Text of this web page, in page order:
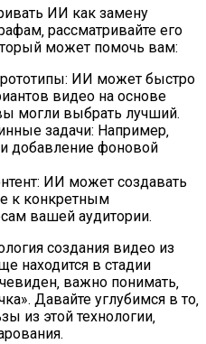
ИИ как замену
рассматривайте его
может помочь вам:
ИИ может быстро
видео на основе
могли выбрать лучший.
задачи: Например‚
добавление фоновой
ИИ может создавать
к конкретным
вашей аудитории.
создания видео из
находится в стадии
важно понимать‚
Давайте углубимся в то‚
из этой технологии‚